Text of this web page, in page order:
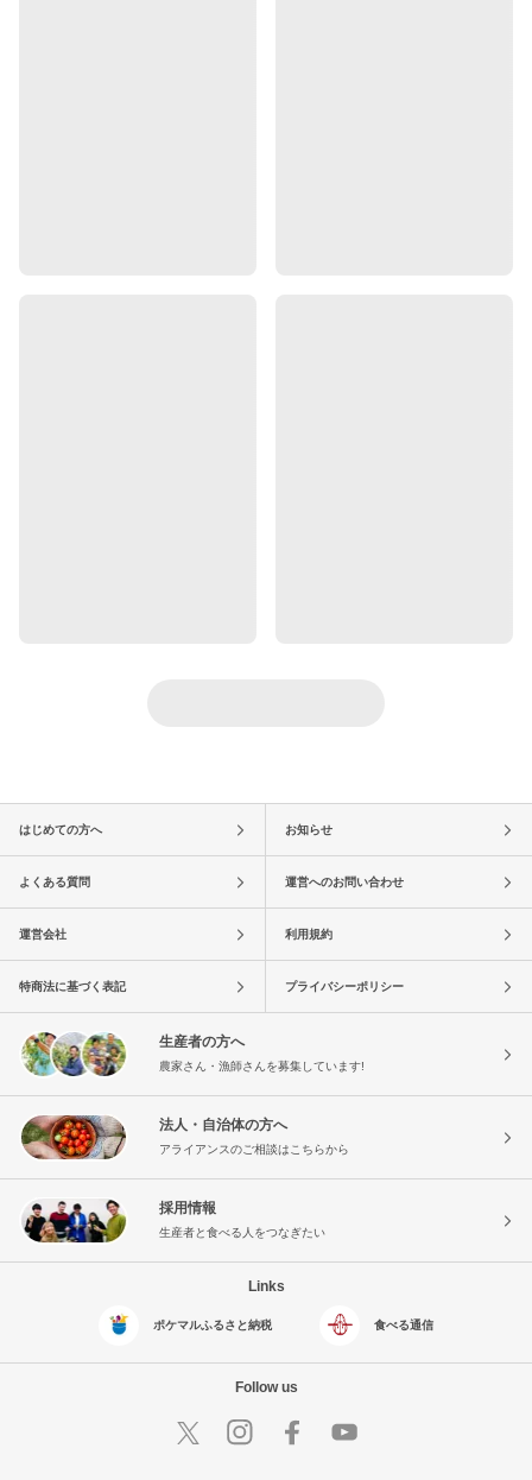
はじめての方へ お知らせ
よくある質問 運営へのお問い合わせ
運営会社 利用規約
特商法に基づく表記 プライバシーポリシー
生産者の方へ
農家さん・漁師さんを募集しています!
法人・自治体の方へ
アライアンスのご相談はこちらから
採用情報
生産者と食べる人をつなぎたい
Links
ポケマルふるさと納税 食べる通信
Follow us